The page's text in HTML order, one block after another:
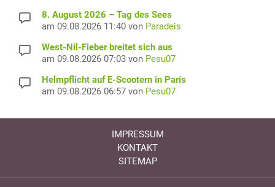
8. August 2026 – Tag des Sees
am 09.08.2026 11:40 von Paradeis
West-Nil-Fieber breitet sich aus
am 09.08.2026 07:03 von Pesu07
Helmpflicht auf E-Scootern in Paris
am 09.08.2026 06:57 von Pesu07
IMPRESSUM
KONTAKT
SITEMAP